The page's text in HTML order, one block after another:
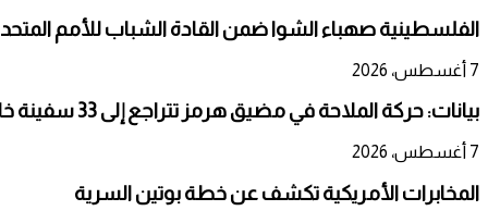
الفلسطينية صهباء الشوا ضمن القادة الشباب للأمم
7 أغسطس، 2026
بيانات: حركة الملاحة في مضيق هرمز تتراجع إلى 33 سفينة خلال أسبوع
7 أغسطس، 2026
المخابرات الأمريكية تكشف عن خطة بوتين السرية